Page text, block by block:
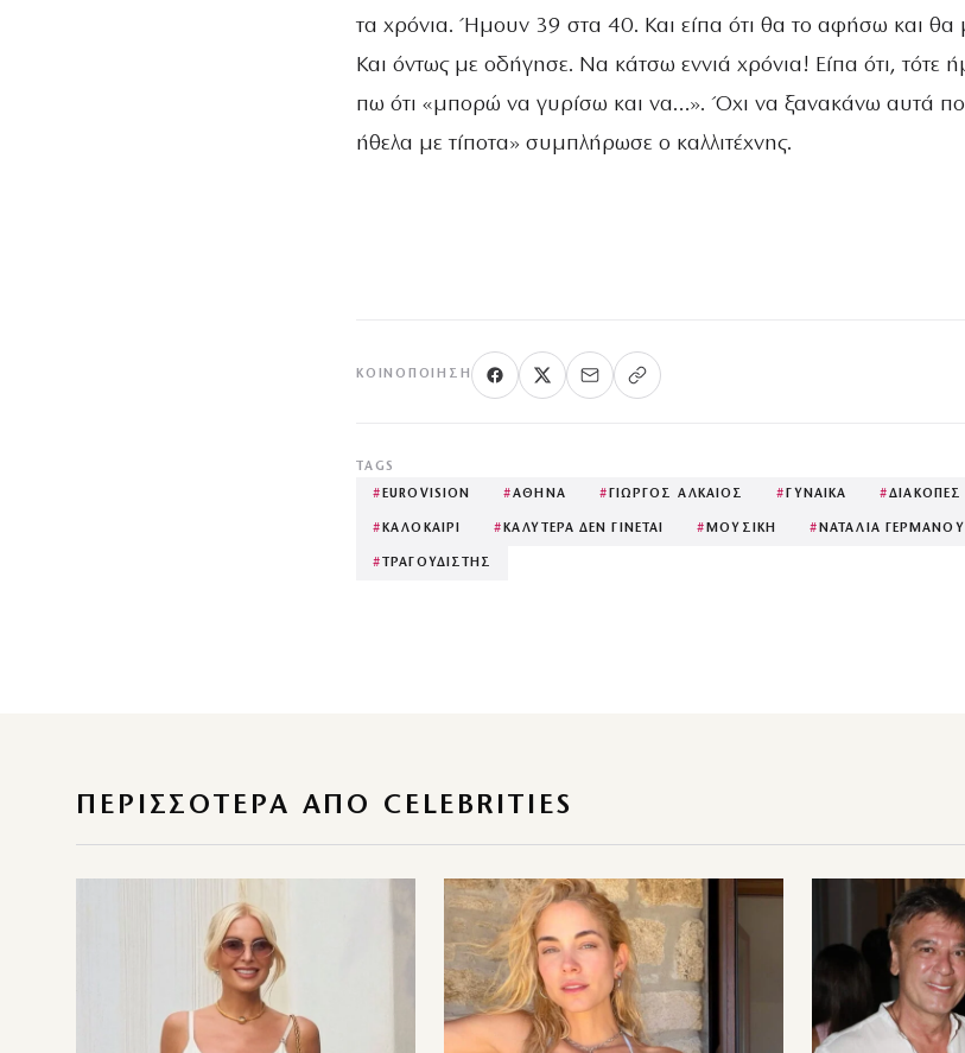
τα χρόνια. Ήμουν 39 στα 40. Και είπα ότι θα το αφήσω και θα
Και όντως με οδήγησε. Να κάτσω εννιά χρόνια! Είπα ότι, τότε
πω ότι «μπορώ να γυρίσω και να…». Όχι να ξανακάνω αυτά
ήθελα με τίποτα» συμπλήρωσε ο καλλιτέχνης.
ΚΟΙΝΟΠΟΊΗΣΗ
TAGS
# EUROVISION #ΑΘΗΝΑ # ΓΙΩΡΓΟΣ ΑΛΚΑΙΟΣ # ΓΥΝΑΙΚΑ #ΔΙΑΚΟΠΕΣ
# ΚΑΛΟΚΑΙΡΙ # ΚΑΛΥΤΕΡΑ ΔΕΝ ΓΙΝΕΤΑΙ # ΜΟΥΣΙΚΗ # ΝΑΤΑΛΙΑ ΓΕΡΜΑΝΟΥ
# ΤΡΑΓΟΥΔΙΣΤΗΣ
ΠΕΡΙΣΣΌΤΕΡΑ ΑΠΌ CELEBRITIES